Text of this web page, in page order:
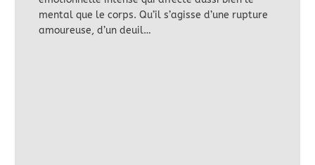
mental que le corps. Qu’il s’agisse d’une rupture
amoureuse, d’un deuil…